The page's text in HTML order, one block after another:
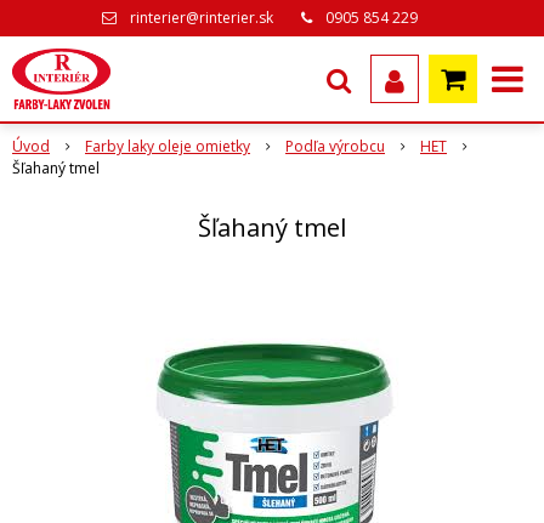
rinterier@rinterier.sk 0905 854 229
Úvod Farby laky oleje omietky Podľa výrobcu
HET
Šľahaný tmel
Šľahaný tmel